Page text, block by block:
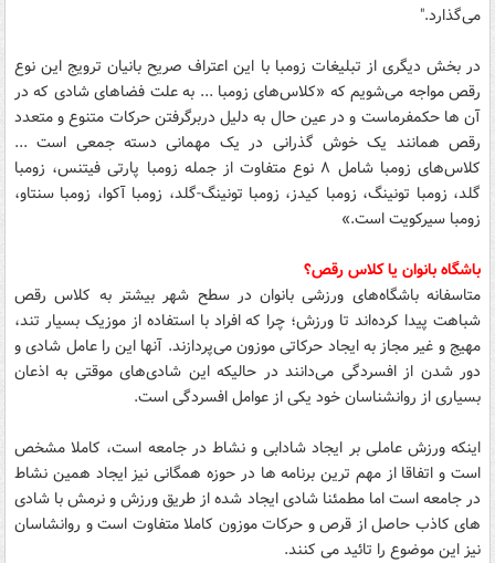
می‌گذارد."
در بخش دیگری از تبلیغات زومبا با این اعتراف صریح بانیان ترویج این نوع
رقص مواجه می‌شویم که «کلاس‌های زومبا ... به علت فضاهای شادی که در
آن ها حکمفرماست و در عین حال به دلیل دربرگرفتن حرکات متنوع و متعدد
رقص همانند یک خوش گذرانی در یک مهمانی دسته جمعی است ...
کلاس‌های زومبا شامل ۸ نوع متفاوت از جمله زومبا پارتی فیتنس، زومبا
گلد، زومبا تونینگ، زومبا کیدز، زومبا تونینگ-گلد، زومبا آکوا، زومبا سنتاو،
زومبا سیرکویت است.»
باشگاه بانوان یا کلاس رقص؟
متاسفانه باشگاه‌های ورزشی بانوان در سطح شهر بیشتر به کلاس رقص
شباهت پیدا کرده‌اند تا ورزش؛ چرا که افراد با استفاده از موزیک بسیار تند،
مهیج و غیر مجاز به ایجاد حرکاتی موزون می‌پردازند. آنها این را عامل شادی و
دور شدن از افسردگی می‌دانند در حالیکه این شادی‌های موقتی به اذعان
بسیاری از روانشناسان خود یکی از عوامل افسردگی است‌.
اینکه ورزش عاملی بر ایجاد شادابی و نشاط در جامعه است، کاملا مشخص
است و اتفاقا از مهم ترین برنامه ها در حوزه همگانی نیز ایجاد همین نشاط
در جامعه است اما مطمئنا شادی ایجاد شده از طریق ورزش و نرمش با شادی
های کاذب حاصل از قرص و حرکات موزون کاملا متفاوت است و روانشاسان
نیز این موضوع را تائید می کنند.